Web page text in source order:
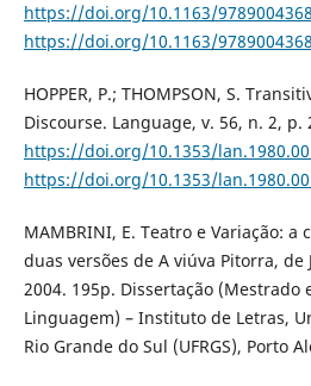
https://doi.org/10.1163/
https://doi.org/10.1163/
HOPPER, P.; THOMPSON, S.
Discourse. Language, v. 56, n. 2, p.
https://doi.org/10.1353/
https://doi.org/10.1353/
MAMBRINI, E. Teatro e Variação: a
duas versões de A viúva Pitorra, de
2004. 195p. Dissertação (Mestrado
Linguagem) – Instituto de Letras,
Rio Grande do Sul (UFRGS), Porto